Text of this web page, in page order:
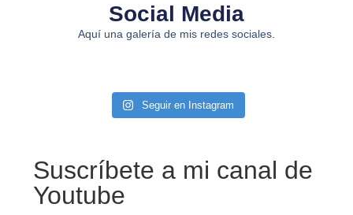
Social Media
Aquí una galería de mis redes sociales.
Seguir en Instagram
Suscríbete a mi canal de
Youtube